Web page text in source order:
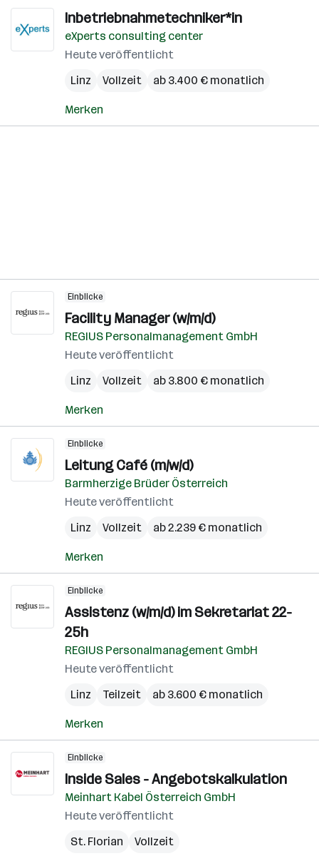
Inbetriebnahmetechniker*in
eXperts consulting center
Heute veröffentlicht
Linz
Vollzeit ab 3.400 € monatlich
Merken
Einblicke
Facility Manager (w/m/d)
REGIUS Personalmanagement GmbH
Heute veröffentlicht
Linz
Vollzeit ab 3.800 € monatlich
Merken
Einblicke
Leitung Café (m/w/d)
Barmherzige Brüder Österreich
Heute veröffentlicht
Linz
Vollzeit ab 2.239 € monatlich
Merken
Einblicke
Assistenz (w/m/d) im Sekretariat 22-
25h
REGIUS Personalmanagement GmbH
Heute veröffentlicht
Linz
Teilzeit ab 3.600 € monatlich
Merken
Einblicke
Inside Sales - Angebotskalkulation
Meinhart Kabel Österreich GmbH
Heute veröffentlicht
St. Florian
Vollzeit